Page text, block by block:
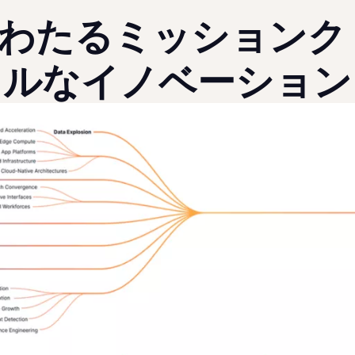
たるミッションク
ルなイノベーション